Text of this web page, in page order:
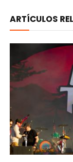
ARTÍCULOS